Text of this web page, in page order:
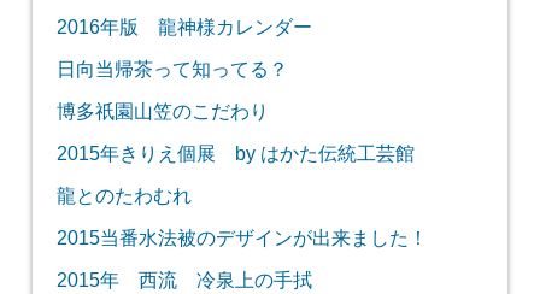
2016年版 龍神様カレンダー
日向当帰茶って知ってる？
博多祇園山笠のこだわり
2015年きりえ個展 by はかた伝統工芸館
龍とのたわむれ
2015当番水法被のデザインが出来ました！
2015年 西流 冷泉上の手拭